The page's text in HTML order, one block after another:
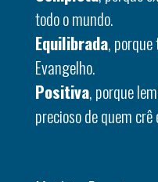
todo o mundo.
Equilibrada,
Evangelho.
Positiva, porque
precioso de quem